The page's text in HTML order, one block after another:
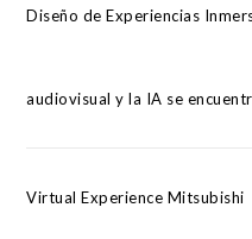
Diseño de Experiencias
audiovisual y la IA se
Virtual Experience Mitsubishi